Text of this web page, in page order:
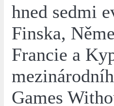
hned sedmi
Finska,
Francie a
Games